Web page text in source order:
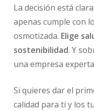
La decisión está
apenas cumple con
osmotizada. Elige
sostenibilidad. Y
una empresa
Si quieres dar el
calidad para ti y los